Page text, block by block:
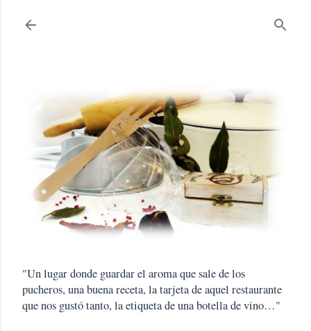
"Un lugar donde guardar el aroma que sale de los
pucheros, una buena receta, la tarjeta de aquel restaurante
que nos gustó tanto, la etiqueta de una botella de vino…"